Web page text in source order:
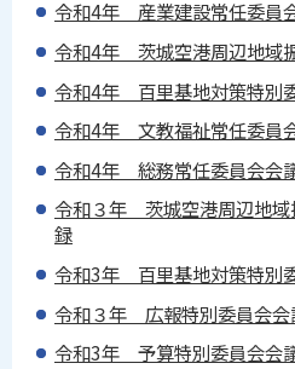
令和4年 産業建設常任委員
令和4年 茨城空港周辺地域
令和4年 百里基地対策特別
令和4年 文教福祉常任委員
令和4年 総務常任委員会会
令和３年 茨城空港周辺地域
録
令和3年 百里基地対策特別
令和３年 広報特別委員会会
令和3年 予算特別委員会会